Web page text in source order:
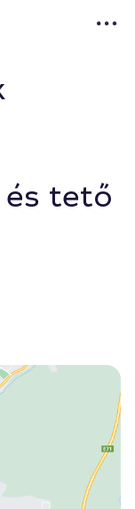
és tető